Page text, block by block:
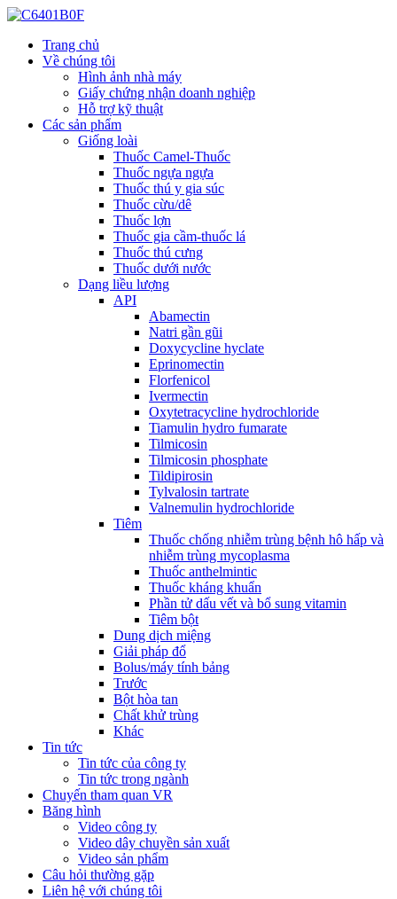
Trang chủ
Về chúng tôi
Hình ảnh nhà máy
Giấy chứng nhận doanh nghiệp
Hỗ trợ kỹ thuật
Các sản phẩm
Giống loài
Thuốc Camel-Thuốc
Thuốc ngựa ngựa
Thuốc thú y gia súc
Thuốc cừu/dê
Thuốc lợn
Thuốc gia cầm-thuốc lá
Thuốc thú cưng
Thuốc dưới nước
Dạng liều lượng
API
Abamectin
Natri gần gũi
Doxycycline hyclate
Eprinomectin
Florfenicol
Ivermectin
Oxytetracycline hydrochloride
Tiamulin hydro fumarate
Tilmicosin
Tilmicosin phosphate
Tildipirosin
Tylvalosin tartrate
Valnemulin hydrochloride
Tiêm
Thuốc chống nhiễm trùng bệnh hô hấp và
nhiễm trùng mycoplasma
Thuốc anthelmintic
Thuốc kháng khuẩn
Phần tử dấu vết và bổ sung vitamin
Tiêm bột
Dung dịch miệng
Giải pháp đổ
Bolus/máy tính bảng
Trước
Bột hòa tan
Chất khử trùng
Khác
Tin tức
Tin tức của công ty
Tin tức trong ngành
Chuyến tham quan VR
Băng hình
Video công ty
Video dây chuyền sản xuất
Video sản phẩm
Câu hỏi thường gặp
Liên hệ với chúng tôi